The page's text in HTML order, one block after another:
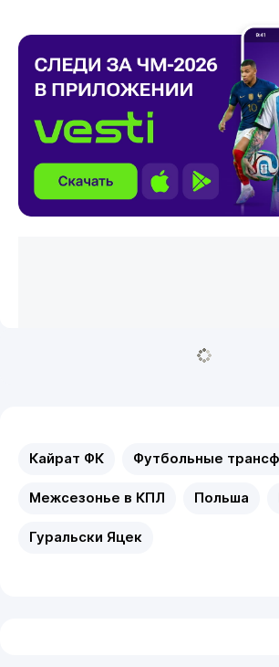
Кайрат ФК Футбольные
Межсезонье в КПЛ Польша
Гуральски Яцек